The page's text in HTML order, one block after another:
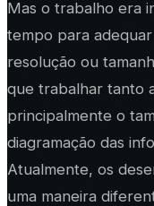
Mas o trabalho era
tempo para
resolução ou
que trabalhar tanto
principalmente o
diagramação das
Atualmente, os
uma maneira